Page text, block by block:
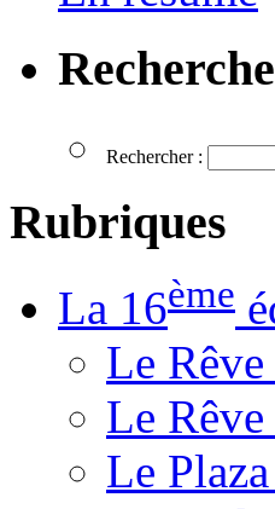
Rechercher :
Rubriques
La 16ème
Le
Le
Le